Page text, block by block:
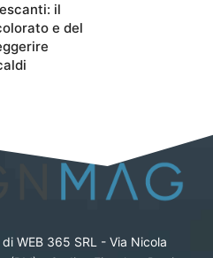
il
e del
WEB 365 SRL - Via Nicola